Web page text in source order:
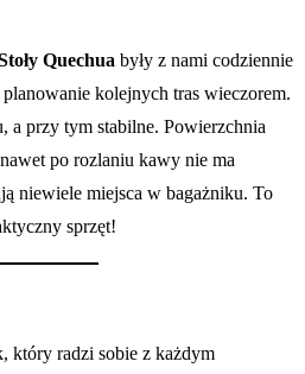
Quechua były z nami codziennie
kolejnych tras wieczorem.
a przy tym stabilne. Powierzchnia
po rozlaniu kawy nie ma
niewiele miejsca w bagażniku. To
sprzęt!
który radzi sobie z każdym